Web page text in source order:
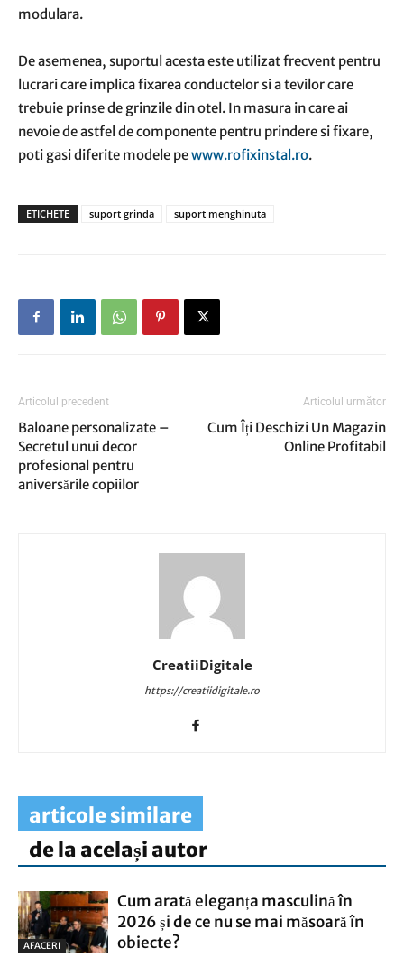
modulara.
De asemenea, suportul acesta este utilizat frecvent pentru
lucrari care implica fixarea conductelor si a tevilor care
trebuie prinse de grinzile din otel. In masura in care ai
nevoie de astfel de componente pentru prindere si fixare,
poti gasi diferite modele pewww.rofixinstal.ro.
ETICHETE suport grinda suport menghinuta
Articolul precedent
Baloane personalizate –
Secretul unui decor
profesional pentru
aniversările copiilor
Articolul următor
Cum Îți Deschizi Un Magazin
Online Profitabil
CreatiiDigitale
https://creatiidigitale.ro
articole similare
de la același autor
AFACERI
Cum arată eleganța masculină în
2026 și de ce nu se mai măsoară în
obiecte?